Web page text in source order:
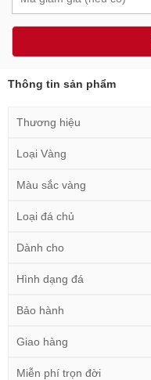
Thông tin sản phẩm
Thương hiệu
Loại Vàng
Màu sắc vàng
Loại đá chủ
Dành cho
Hình dạng đá
Bảo hành
Giao hàng
Miễn phí trọn đời